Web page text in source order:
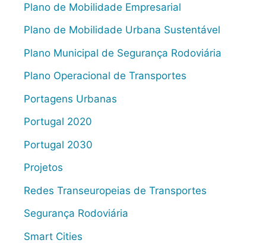
Plano de Mobilidade Empresarial
Plano de Mobilidade Urbana Sustentável
Plano Municipal de Segurança Rodoviária
Plano Operacional de Transportes
Portagens Urbanas
Portugal 2020
Portugal 2030
Projetos
Redes Transeuropeias de Transportes
Segurança Rodoviária
Smart Cities